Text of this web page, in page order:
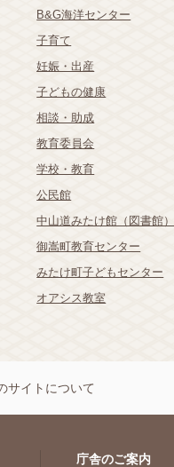
B&G海洋センター
子育て
妊娠・出産
子どもの健康
相談・助成
教育委員会
学校・教育
公民館
中山道みたけ館（図書館）
御嵩町教育センター
みたけ町子どもセンター
オアシス教室
サイトについて
庁舎のご案内